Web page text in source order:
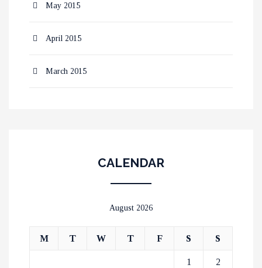
May 2015
April 2015
March 2015
CALENDAR
August 2026
M T W T F S S
1 2